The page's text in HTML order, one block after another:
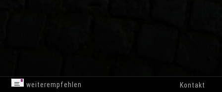
weiterempfehlen Kontakt